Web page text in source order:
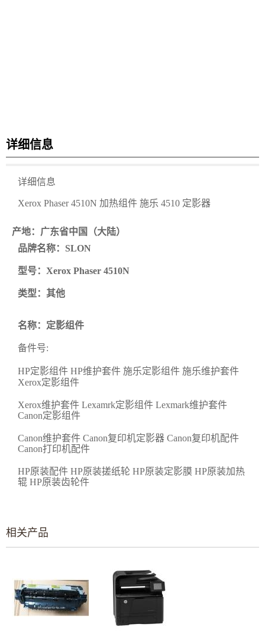
详细信息
详细信息
Xerox Phaser 4510N 加热组件 施乐 4510 定影器
产地： 广东省中国（大陆）
品牌名称： SLON
型号： Xerox Phaser 4510N
类型：其他
名称： 定影组件
备件号:
HP定影组件 HP维护套件 施乐定影组件 施乐维护套件
Xerox定影组件
Xerox维护套件 Lexamrk定影组件 Lexmark维护套件
Canon定影组件
Canon维护套件 Canon复印机定影器 Canon复印机配件
Canon打印机配件
HP原装配件 HP原装搓纸轮 HP原装定影膜 HP原装加热
辊 HP原装齿轮件
相关产品